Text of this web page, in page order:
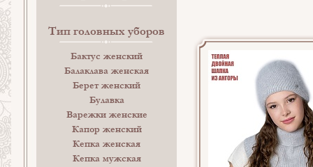
Тип головных уборов
Бактус женский
Балаклава женская
Берет женский
Булавка
Варежки женские
Капор женский
Кепка женская
Кепка мужская